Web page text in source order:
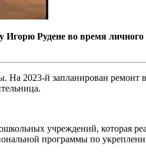
Игорю Рудене во время
На 2023-й запланирован ремонт
учреждений, которая
программы по